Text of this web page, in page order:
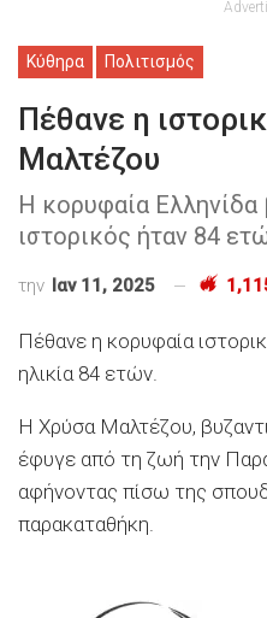
Κύθηρα Πολιτισμός
Πέθανε η
Μαλτέζου
H κορυφαία Ελληνίδα
ιστορικός ήταν 84
την Ιαν 11, 2025
Πέθανε η κορυφαία
ηλικία 84 ετών.
Η Χρύσα Μαλτέζου,
έφυγε από τη ζωή την
αφήνοντας πίσω της
παρακαταθήκη.